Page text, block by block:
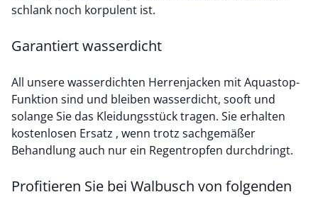
schlank noch korpulent ist.
Garantiert wasserdicht
All unsere wasserdichten Herrenjacken mit Aquastop-
Funktion sind und bleiben wasserdicht, sooft und
solange Sie das Kleidungsstück tragen. Sie erhalten
kostenlosen Ersatz , wenn trotz sachgemäßer
Behandlung auch nur ein Regentropfen durchdringt.
Profitieren Sie bei Walbusch von folgenden